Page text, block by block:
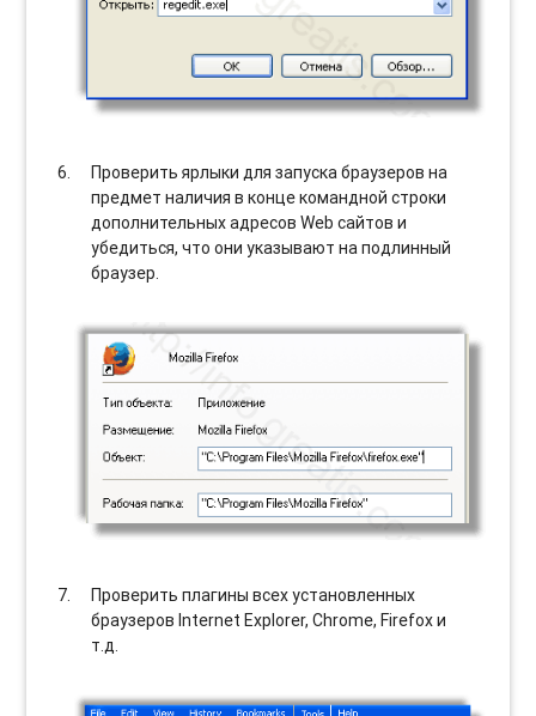
Проверить ярлыки для запуска браузеров на
предмет наличия в конце командной строки
дополнительных адресов Web сайтов и
убедиться, что они указывают на подлинный
браузер.
Проверить плагины всех установленных
браузеров Internet Explorer, Chrome, Firefox и
т.д.